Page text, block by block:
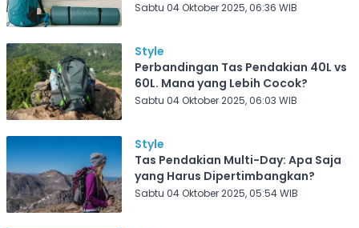
Sabtu 04 Oktober 2025, 06:36 WIB
Style
Perbandingan Tas Pendakian 40L vs
60L. Mana yang Lebih Cocok?
Sabtu 04 Oktober 2025, 06:03 WIB
Style
Tas Pendakian Multi-Day: Apa Saja
yang Harus Dipertimbangkan?
Sabtu 04 Oktober 2025, 05:54 WIB